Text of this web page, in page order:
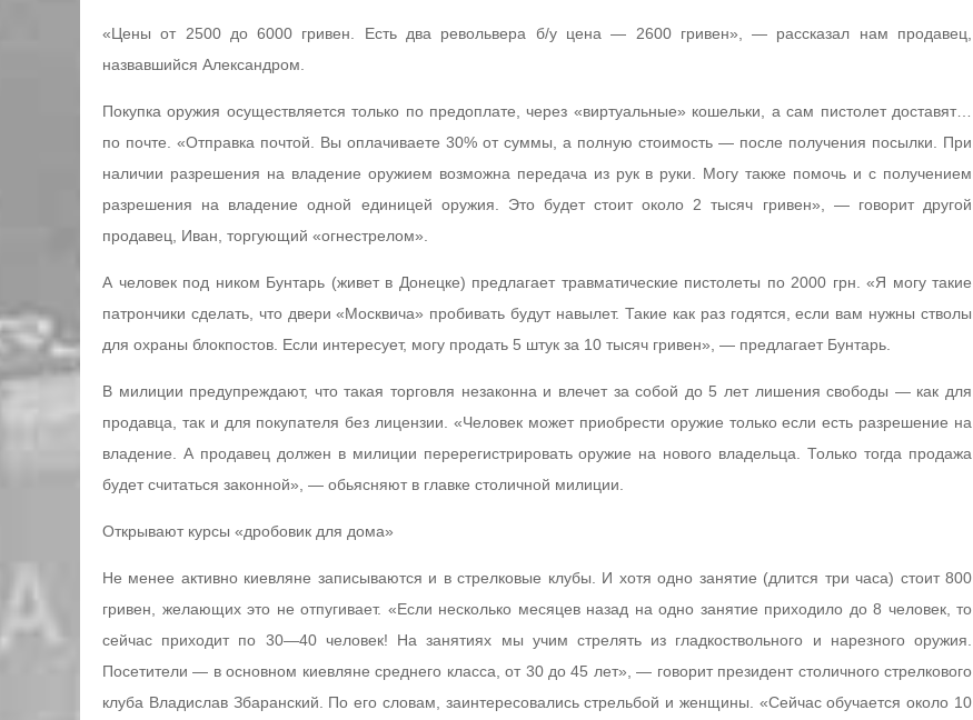
«Цены от 2500 до 6000 гривен. Есть два револьвера б/у цена — 2600 гривен», — рассказал нам продавец,
назвавшийся Александром.
Покупка оружия осуществляется только по предоплате, через «виртуальные» кошельки, а сам пистолет доставят…
по почте. «Отправка почтой. Вы оплачиваете 30% от суммы, а полную стоимость — после получения посылки. При
наличии разрешения на владение оружием возможна передача из рук в руки. Могу также помочь и с получением
разрешения на владение одной единицей оружия. Это будет стоит около 2 тысяч гривен», — говорит другой
продавец, Иван, торгующий «огнестрелом».
А человек под ником Бунтарь (живет в Донецке) предлагает травматические пистолеты по 2000 грн. «Я могу такие
патрончики сделать, что двери «Москвича» пробивать будут навылет. Такие как раз годятся, если вам нужны стволы
для охраны блокпостов. Если интересует, могу продать 5 штук за 10 тысяч гривен», — предлагает Бунтарь.
В милиции предупреждают, что такая торговля незаконна и влечет за собой до 5 лет лишения свободы — как для
продавца, так и для покупателя без лицензии. «Человек может приобрести оружие только если есть разрешение на
владение. А продавец должен в милиции перерегистрировать оружие на нового владельца. Только тогда продажа
будет считаться законной», — обьясняют в главке столичной милиции.
Открывают курсы «дробовик для дома»
Не менее активно киевляне записываются и в стрелковые клубы. И хотя одно занятие (длится три часа) стоит 800
гривен, желающих это не отпугивает. «Если несколько месяцев назад на одно занятие приходило до 8 человек, то
сейчас приходит по 30—40 человек! На занятиях мы учим стрелять из гладкоствольного и нарезного оружия.
Посетители — в основном киевляне среднего класса, от 30 до 45 лет», — говорит президент столичного стрелкового
клуба Владислав Збаранский. По его словам, заинтересовались стрельбой и женщины. «Сейчас обучается около 10